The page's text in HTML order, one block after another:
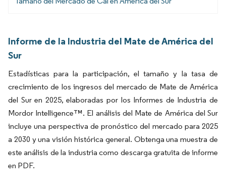
Informe de la Industria del Mate de América del
Sur
Estadísticas para la participación, el tamaño y la tasa de
crecimiento de los ingresos del mercado de Mate de América
del Sur en 2025, elaboradas por los Informes de Industria de
Mordor Intelligence™. El análisis del Mate de América del Sur
incluye una perspectiva de pronóstico del mercado para 2025
a 2030 y una visión histórica general. Obtenga una muestra de
este análisis de la industria como descarga gratuita de informe
en PDF.